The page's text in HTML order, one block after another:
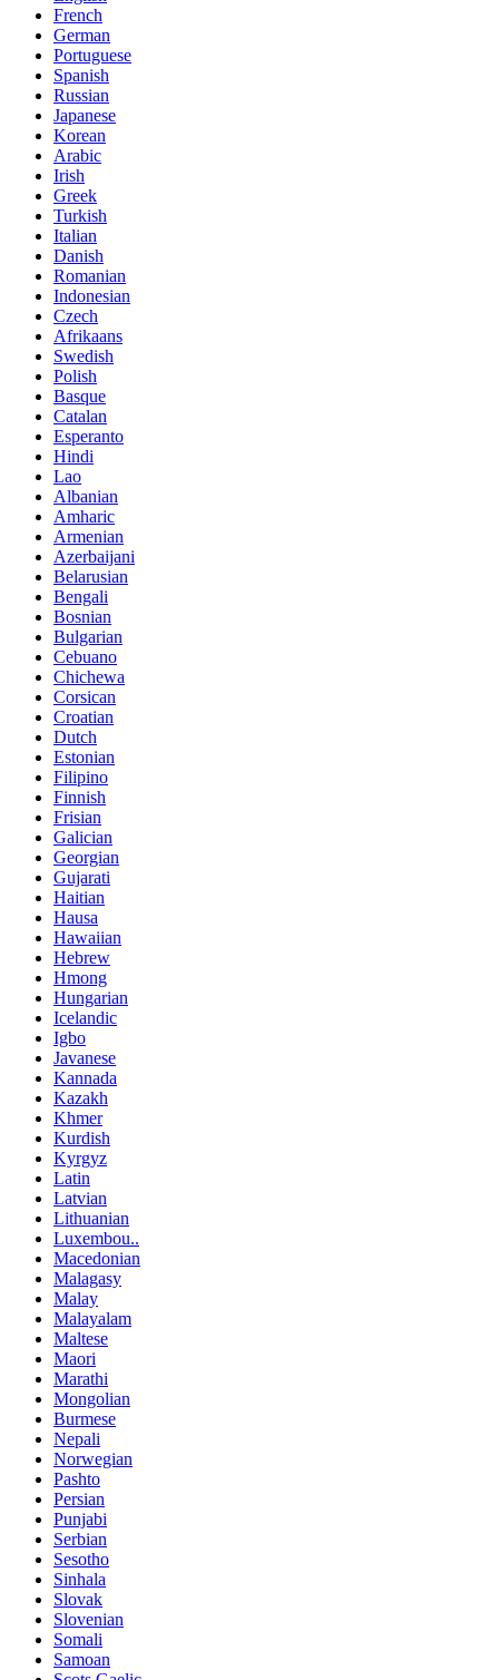
French
German
Portuguese
Spanish
Russian
Japanese
Korean
Arabic
Irish
Greek
Turkish
Italian
Danish
Romanian
Indonesian
Czech
Afrikaans
Swedish
Polish
Basque
Catalan
Esperanto
Hindi
Lao
Albanian
Amharic
Armenian
Azerbaijani
Belarusian
Bengali
Bosnian
Bulgarian
Cebuano
Chichewa
Corsican
Croatian
Dutch
Estonian
Filipino
Finnish
Frisian
Galician
Georgian
Gujarati
Haitian
Hausa
Hawaiian
Hebrew
Hmong
Hungarian
Icelandic
Igbo
Javanese
Kannada
Kazakh
Khmer
Kurdish
Kyrgyz
Latin
Latvian
Lithuanian
Luxembou..
Macedonian
Malagasy
Malay
Malayalam
Maltese
Maori
Marathi
Mongolian
Burmese
Nepali
Norwegian
Pashto
Persian
Punjabi
Serbian
Sesotho
Sinhala
Slovak
Slovenian
Somali
Samoan